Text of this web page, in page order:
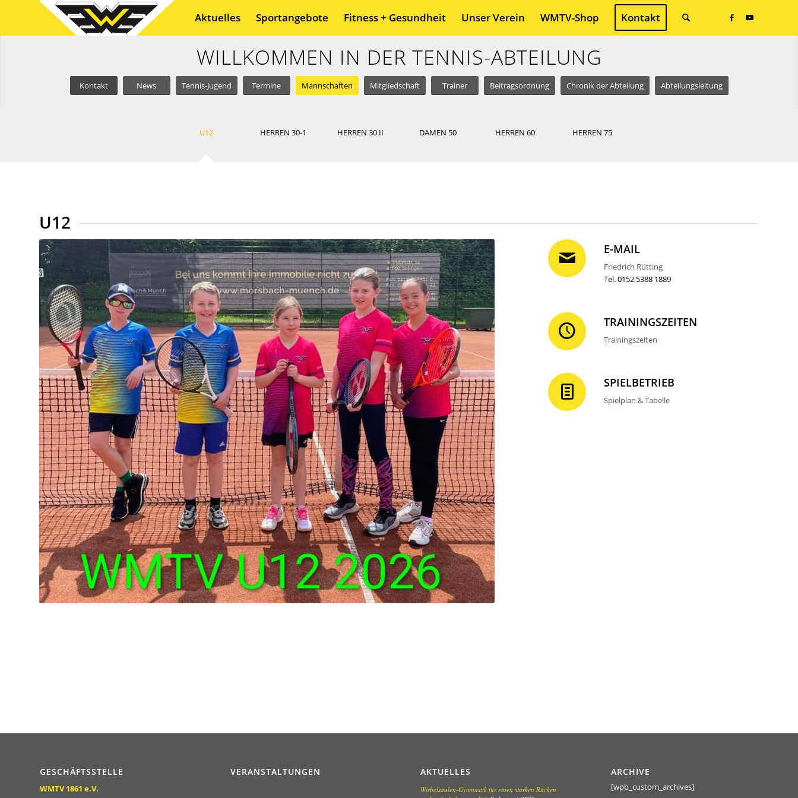
Aktuelles Sportangebote Fitness + Gesundheit Unser Verein WMTV-Shop Kontakt
WILLKOMMEN IN DER TENNIS-ABTEILUNG
Kontakt News Tennis-Jugend Termine Mannschaften Mitgliedschaft Trainer Beitragsordnung Chronik der Abteilung Abteilungsleitung
U12 HERREN 30-1 HERREN 30 II DAMEN 50 HERREN 60 HERREN 75
U12
E-MAIL
Friedrich Rütting
Tel. 0152 5388 1889
TRAININGSZEITEN
Trainingszeiten
SPIELBETRIEB
Spielplan & Tabelle
GESCHÄFTSSTELLE
WMTV 1861 e.V.
VERANSTALTUNGEN AKTUELLES
Wirbelsäulen-Gymnastik für einen starken Rücken
ARCHIVE
[wpb_custom_archives]